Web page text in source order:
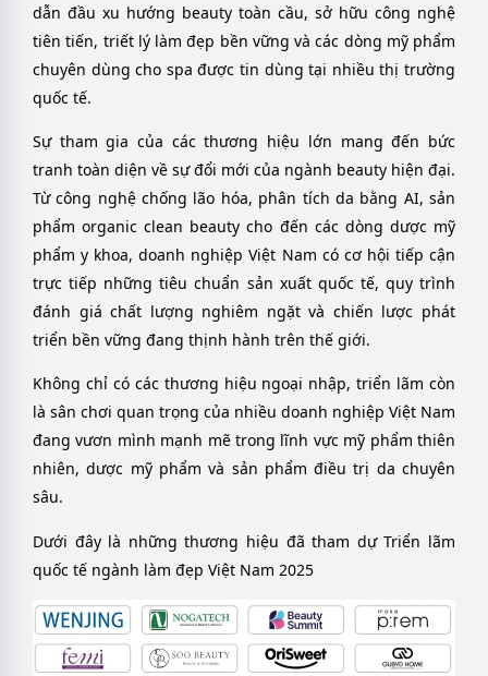
dẫn đầu xu hướng beauty toàn cầu, sở hữu công nghệ
tiên tiến, triết lý làm đẹp bền vững và các dòng mỹ phẩm
chuyên dùng cho spa được tin dùng tại nhiều thị trường
quốc tế.
Sự tham gia của các thương hiệu lớn mang đến bức
tranh toàn diện về sự đổi mới của ngành beauty hiện đại.
Từ công nghệ chống lão hóa, phân tích da bằng AI, sản
phẩm organic clean beauty cho đến các dòng dược mỹ
phẩm y khoa, doanh nghiệp Việt Nam có cơ hội tiếp cận
trực tiếp những tiêu chuẩn sản xuất quốc tế, quy trình
đánh giá chất lượng nghiêm ngặt và chiến lược phát
triển bền vững đang thịnh hành trên thế giới.
Không chỉ có các thương hiệu ngoại nhập, triển lãm còn
là sân chơi quan trọng của nhiều doanh nghiệp Việt Nam
đang vươn mình mạnh mẽ trong lĩnh vực mỹ phẩm thiên
nhiên, dược mỹ phẩm và sản phẩm điều trị da chuyên
sâu.
Dưới đây là những thương hiệu đã tham dự Triển lãm
quốc tế ngành làm đẹp Việt Nam 2025